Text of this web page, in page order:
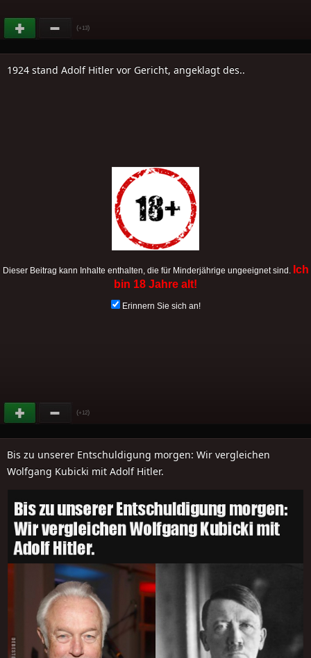
(+13)
1924 stand Adolf Hitler vor Gericht, angeklagt des..
Dieser Beitrag kann Inhalte enthalten, die für Minderjährige ungeeignet sind. Ich
bin 18 Jahre alt!
Erinnern Sie sich an!
(+12)
Bis zu unserer Entschuldigung morgen: Wir vergleichen
Wolfgang Kubicki mit Adolf Hitler.